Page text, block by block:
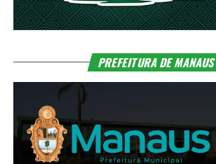
PREFEITURA DE MANAUS